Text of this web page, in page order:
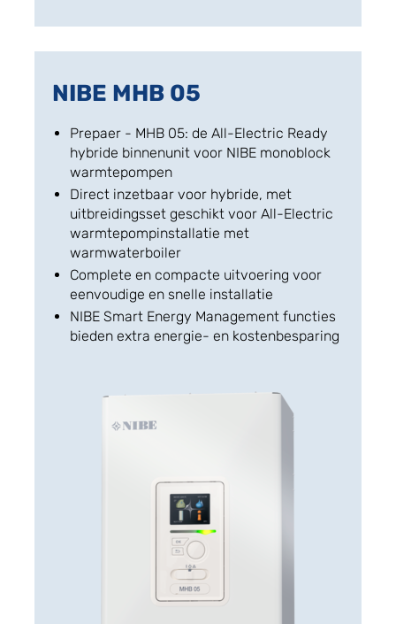
NIBE MHB 05
Prepaer - MHB 05: de All-Electric Ready
hybride binnenunit voor NIBE monoblock
warmtepompen
Direct inzetbaar voor hybride, met
uitbreidingsset geschikt voor All-Electric
warmtepompinstallatie met
warmwaterboiler
Complete en compacte uitvoering voor
eenvoudige en snelle installatie
NIBE Smart Energy Management functies
bieden extra energie- en kostenbesparing